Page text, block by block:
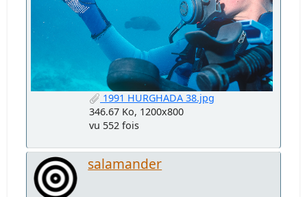
1991 HURGHADA 38.jpg
346.67 Ko, 1200x800
vu 552 fois
salamander